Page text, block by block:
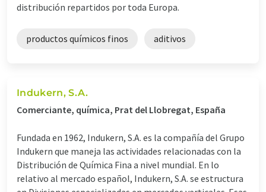
distribución repartidos por toda Europa.
productos químicos finos aditivos
Indukern, S.A.
Comerciante, química, Prat del Llobregat, España
Fundada en 1962, Indukern, S.A. es la compañía del Grupo
Indukern que maneja las actividades relacionadas con la
Distribución de Química Fina a nivel mundial. En lo
relativo al mercado español, Indukern, S.A. se estructura